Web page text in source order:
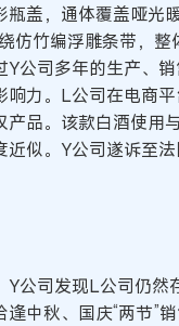
瓶盖，通体覆盖哑光
仿竹编浮雕条带，整
Y公司多年的生产、
响力。L公司在电商
产品。该款白酒使用
近似。Y公司遂诉至
Y公司发现L公司仍然
中秋、国庆“两节”